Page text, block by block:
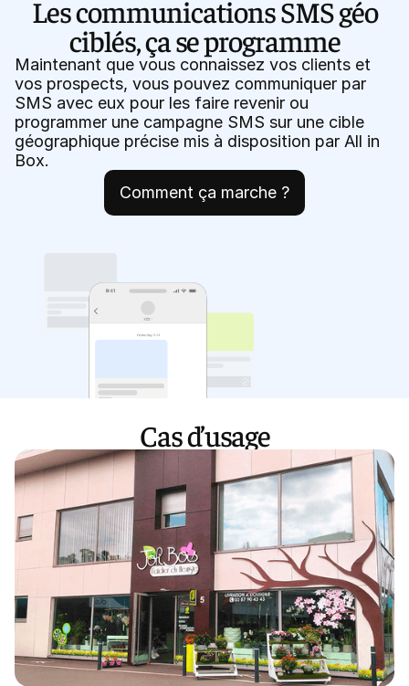
Les communications SMS géo
ciblés, ça se programme
Maintenant que vous connaissez vos clients et
vos prospects, vous pouvez communiquer par
SMS avec eux pour les faire revenir ou
programmer une campagne SMS sur une cible
géographique précise mis à disposition par All in
Box.
Comment ça marche ?
Cas d’usage